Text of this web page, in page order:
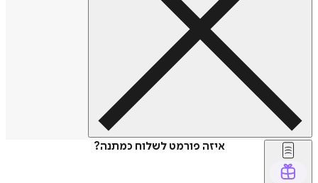
איזה פורמט לשלוח כמתנה?